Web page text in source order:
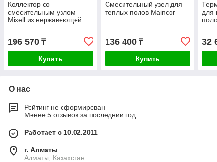
Коллектор со
смесительным узлом
Mixell из нержавеющей
196 570 ₸
Купить
Смесительный узел для
теплых полов Maincor
136 400₸
Купить
для
32
О нас
Рейтинг не сформирован
Менее 5 отзывов за последний год
Работает с 10.02.2011
г. Алматы
Алматы, Казахстан